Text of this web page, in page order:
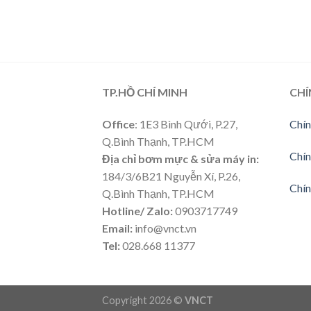
TP.HỒ CHÍ MINH
Office: 1E3 Bình Qưới, P.27,
Q.Bình Thạnh, TP.HCM
Địa chỉ bơm mực & sửa máy in:
184/3/6B21 Nguyễn Xí, P.26,
Q.Bình Thạnh, TP.HCM
Hotline/ Zalo:0903717749
Email: info@vnct.vn
Tel:028.668 11377
Copyright 2026 © VNCT